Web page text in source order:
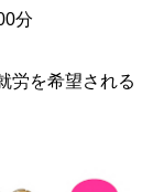
分
労を希望される